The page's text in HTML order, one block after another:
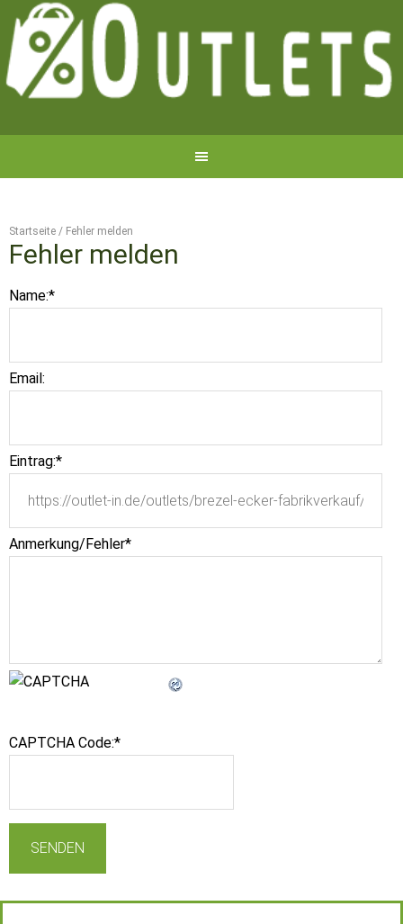
Startseite / Fehler melden
Fehler melden
Name:*
Email:
Eintrag:*
Anmerkung/Fehler*
CAPTCHA Code:*